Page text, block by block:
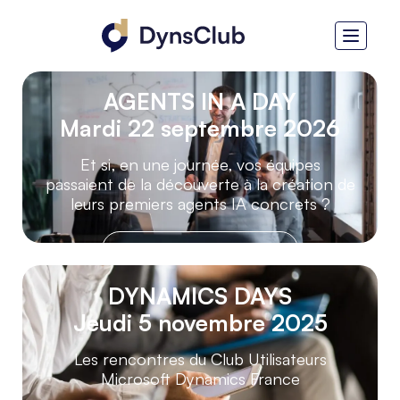
j
AGENTS IN A DAY
Mardi 22 septembre 2026
Et si, en une journée, vos équipes
passaient de la découverte à la création de
leurs premiers agents IA concrets ?
Prochainement
DYNAMICS DAYS
Jeudi 5 novembre 2025
Les rencontres du Club Utilisateurs
Microsoft Dynamics France